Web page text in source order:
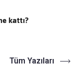
kattı?
Tüm Yazıları